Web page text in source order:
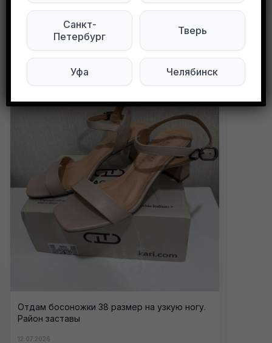
Отдам босоножки 38 размер на узкую ногу.
Район заставы
12.07.2026
Санкт-
Петербург
Тверь
Уфа Челябинск